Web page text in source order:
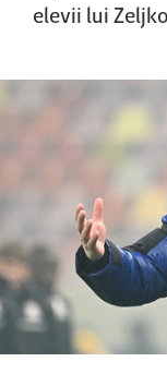
elevii lui